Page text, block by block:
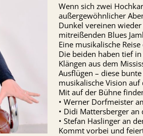
Wenn sich zwei
außergewöhnlicher
Dunkel vereinen
mitreißenden Blues
Eine musikalische
Die beiden haben tief
Klängen aus dem
Ausflügen – diese
musikalische Vision
Mit auf der Bühne
• Werner Dorfmeister
• Didi Mattersberger an
• Stefan Haslinger an
Kommt vorbei und